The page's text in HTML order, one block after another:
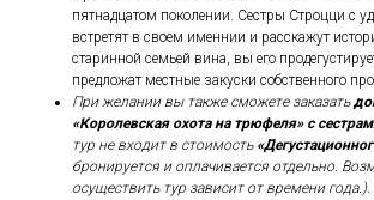
пятнадцатом поколении. Сестры Строцци с
встретят в своем именнии и расскажут
старинной семьей вина, вы его
предложат местные закуски собственного
При желании вы также сможете заказать
«Королевская охота на трюфеля» с
тур не входит в стоимость
бронируется и оплачивается отдельно.
осуществить тур зависит от времени года.).